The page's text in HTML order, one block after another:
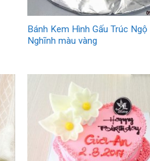
Bánh Kem Hình Gấu Trúc Ngộ
Nghĩnh màu vàng